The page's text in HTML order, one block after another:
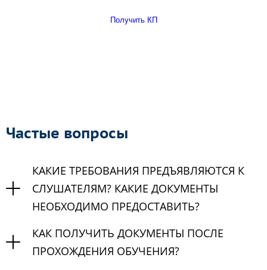
Получить КП
Частые вопросы
КАКИЕ ТРЕБОВАНИЯ ПРЕДЪЯВЛЯЮТСЯ К
СЛУШАТЕЛЯМ? КАКИЕ ДОКУМЕНТЫ
НЕОБХОДИМО ПРЕДОСТАВИТЬ?
КАК ПОЛУЧИТЬ ДОКУМЕНТЫ ПОСЛЕ
ПРОХОЖДЕНИЯ ОБУЧЕНИЯ?